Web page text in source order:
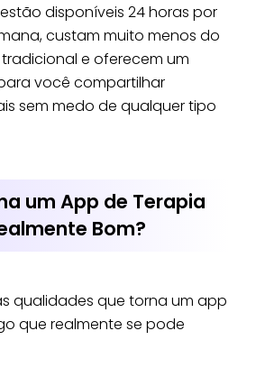
disponíveis 24 horas por
custam muito menos do
e oferecem um
você compartilhar
sem medo de qualquer tipo
um App de Terapia
Bom?
qualidades que torna um app
que realmente se pode